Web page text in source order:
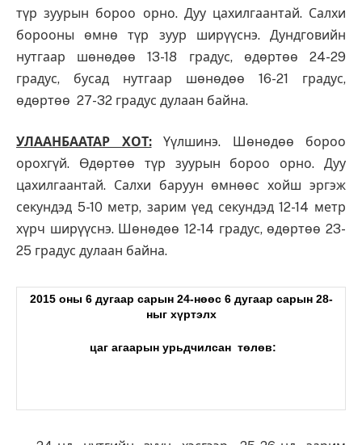
түр зуурын бороо орно. Дуу цахилгаантай. Салхи
борооны өмнө түр зуур ширүүснэ. Дундговийн
нутгаар шөнөдөө 13-18 градус, өдөртөө 24-29
градус, бусад нутгаар шөнөдөө 16-21 градус,
өдөртөө 27-32 градус дулаан байна.
УЛААНБААТАР ХОТ:
Үүлшинэ. Шөнөдөө бороо
орохгүй. Өдөртөө түр зуурын бороо орно. Дуу
цахилгаантай. Салхи баруун өмнөөс хойш эргэж
секундэд 5-10 метр, зарим үед секундэд 12-14 метр
хүрч ширүүснэ. Шөнөдөө 12-14 градус, өдөртөө 23-
25 градус дулаан байна.
2015 оны 6 дугаар сарын 24-нөөс 6 дугаар сарын 28-
ныг хүртэлх
цаг агаарын урьдчилсан төлөв: